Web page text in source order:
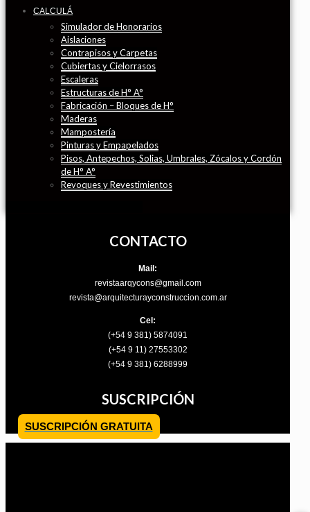
CALCULÁ
Simulador de Honorarios
Aislaciones
Contrapisos y Carpetas
Cubiertas y Cielorrasos
Escaleras
Estructuras de H° A°
Fabricación – Bloques de H°
Maderas
Mampostería
Pinturas y Empapelados
Pisos, Antepechos, Solias, Umbrales, Zócalos y Cordón
de H° A°
Revoques y Revestimientos
CONTACTO
Mail:
revistaarqycons@gmail.com
revista@arquitecturayconstruccion.com.ar
Cel:
(+54 9 381) 5874091
(+54 9 11) 27553302
(+54 9 381) 6288999
SUSCRIPCIÓN
SUSCRIPCIÓN GRATUITA